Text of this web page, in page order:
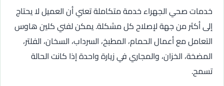
خدمات صحي الجهراء خدمة متكاملة تعني أن العميل لا يحتاج
إلى أكثر من جهة لإصلاح كل مشكلة. يمكن لفني كلين هاوس
التعامل مع أعمال الحمام، المطبخ، السرداب، السخان، الفلتر،
المضخة، الخزان، والمجاري في زيارة واحدة إذا كانت الحالة
تسمح.